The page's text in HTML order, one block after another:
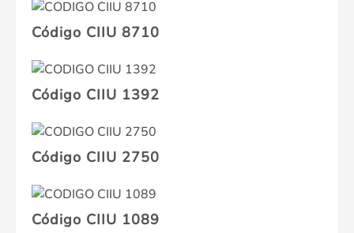
Código CIIU 8710
Código CIIU 1392
Código CIIU 2750
Código CIIU 1089